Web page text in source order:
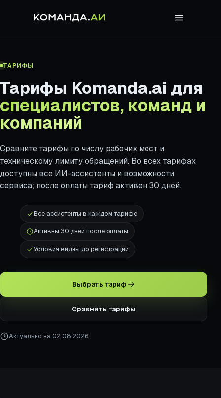
ТАРИФЫ
Тарифы Komanda.ai для
специалистов, команд и
компаний
Сравните тарифы по числу рабочих мест и
техническому лимиту обращений. Во всех тарифах
доступны все ИИ-ассистенты и возможности
сервиса; после оплаты тариф активен 30 дней.
Все ассистенты в каждом тарифе
Активны 30 дней после оплаты
Условия видны до регистрации
Выбрать тариф
Сравнить тарифы
Актуально на 02.08.2026